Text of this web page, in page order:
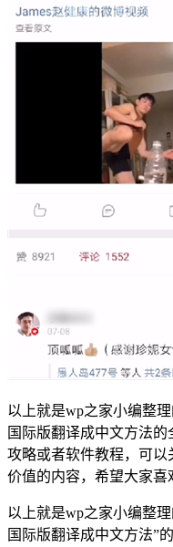
以上就是wp之家小编整
国际版翻译成中文方法
攻略或者软件教程，可
价值的内容，希望大家喜
以上就是wp之家小编整
国际版翻译成中文方法”